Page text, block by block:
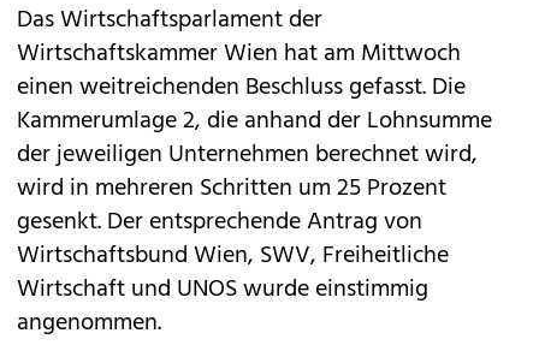
Das Wirtschaftsparlament der
Wirtschaftskammer Wien hat am Mittwoch
einen weitreichenden Beschluss gefasst. Die
Kammerumlage 2, die anhand der Lohnsumme
der jeweiligen Unternehmen berechnet wird,
wird in mehreren Schritten um 25 Prozent
gesenkt. Der entsprechende Antrag von
Wirtschaftsbund Wien, SWV, Freiheitliche
Wirtschaft und UNOS wurde einstimmig
angenommen.